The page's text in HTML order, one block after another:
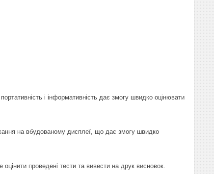
і інформативність дає змогу швидко оцінювати
на вбудованому дисплеї, що дає змогу швидко
проведені тести та вивести на друк висновок.